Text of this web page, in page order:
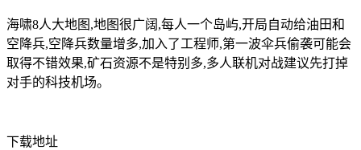
海啸8人大地图,地图很广阔,每人一个岛屿,开局自动给油田和
空降兵,空降兵数量增多,加入了工程师,第一波伞兵偷袭可能会
取得不错效果,矿石资源不是特别多,多人联机对战建议先打掉
对手的科技机场。
下载地址